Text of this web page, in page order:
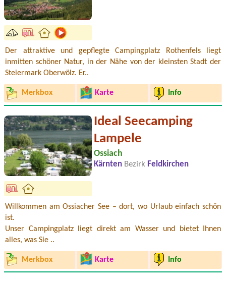
Der attraktive und gepflegte Campingplatz Rothenfels liegt
inmitten schöner Natur, in der Nähe von der kleinsten Stadt der
Steiermark Oberwölz. Er..
Merkbox Karte Info
Ideal Seecamping
Lampele
Ossiach
Kärnten Bezirk Feldkirchen
Willkommen am Ossiacher See – dort, wo Urlaub einfach schön
ist.
Unser Campingplatz liegt direkt am Wasser und bietet Ihnen
alles, was Sie ..
Merkbox Karte Info